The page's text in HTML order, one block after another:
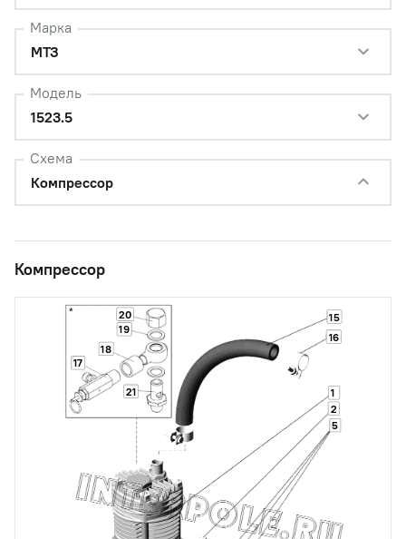
Марка
МТЗ
Модель
1523.5
Схема
Компрессор
Компрессор
1
2
5
15
16
17
18
19
20
21